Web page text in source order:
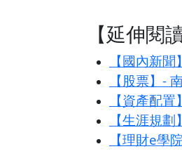
【延伸閱讀
【國內新
【股票】-
【資產配
【生涯規
【理財e學